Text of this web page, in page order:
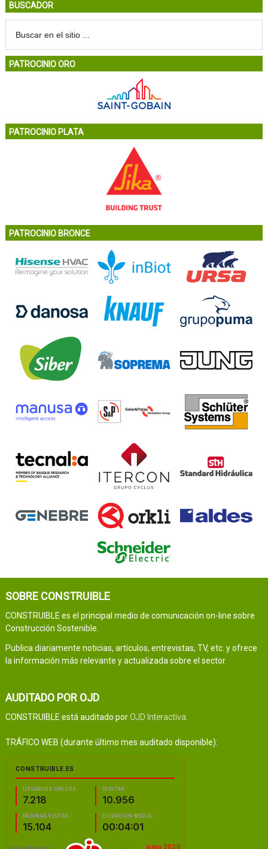
BUSCADOR
PATROCINIO ORO
PATROCINIO PLATA
PATROCINIO BRONCE
SOBRE CONSTRUIBLE
CONSTRUIBLE es el principal medio de comunicación on-line sobre
Construcción Sostenible.
Publica diariamente noticias, artículos, entrevistas, TV, etc. y ofrece
la información más relevante y actualizada sobre el sector.
AUDITADO POR OJD
CONSTRUIBLE está auditado por OJD Interactiva
TRÁFICO WEB (durante último mes auditado disponible):